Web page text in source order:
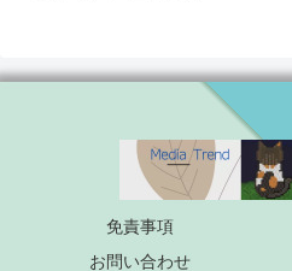
免責事項
お問い合わせ